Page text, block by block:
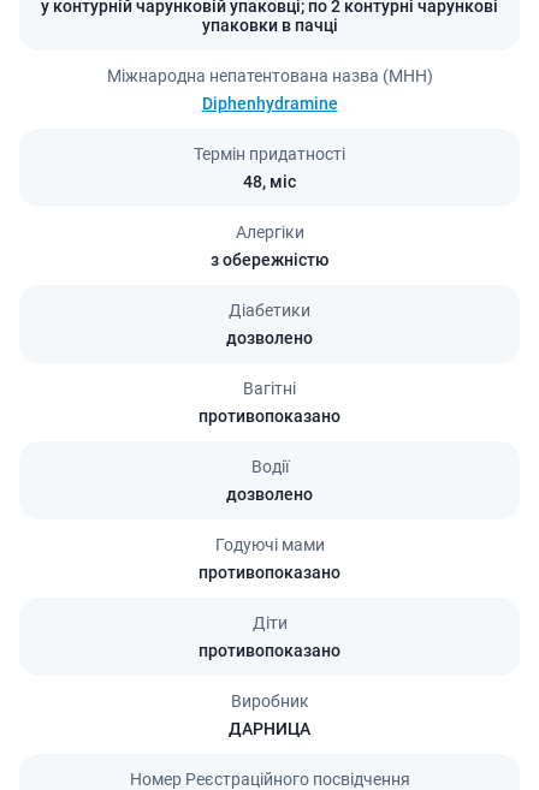
у контурній чарунковій упаковці; по 2 контурні чарункові
упаковки в пачці
Міжнародна непатентована назва (МНН)
Diphenhydramine
Термін придатності
48, міс
Алергіки
з обережністю
Діабетики
дозволено
Вагітні
противопоказано
Водії
дозволено
Годуючі мами
противопоказано
Діти
противопоказано
Виробник
ДАРНИЦА
Номер Реєстраційного посвідчення